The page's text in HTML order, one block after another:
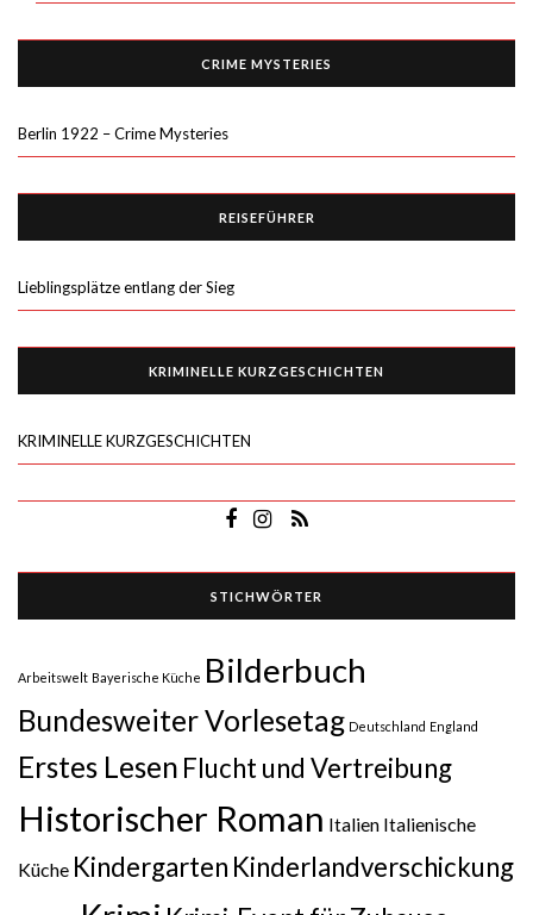
CRIME MYSTERIES
Berlin 1922 – Crime Mysteries
REISEFÜHRER
Lieblingsplätze entlang der Sieg
KRIMINELLE KURZGESCHICHTEN
KRIMINELLE KURZGESCHICHTEN
STICHWÖRTER
Arbeitswelt Bayerische Küche Bilderbuch
Bundesweiter Vorlesetag Deutschland England
Erstes Lesen Flucht und Vertreibung
Historischer Roman Italien Italienische
Küche Kindergarten Kinderlandverschickung